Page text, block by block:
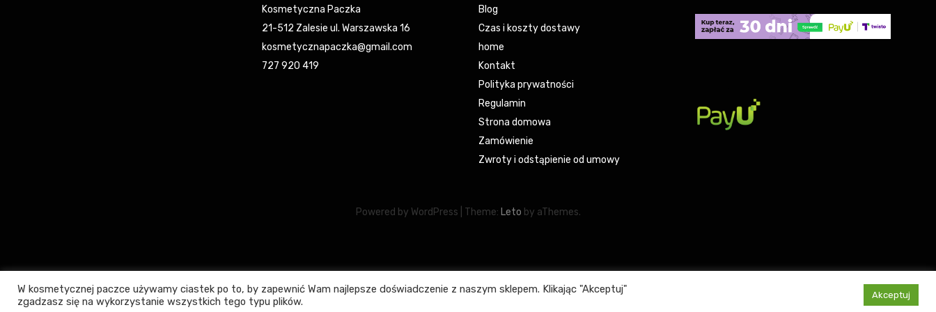
Kosmetyczna Paczka
21-512 Zalesie ul. Warszawska 16
kosmetycznapaczka@gmail.com
727 920 419
Blog
Czas i koszty dostawy
home
Kontakt
Polityka prywatności
Regulamin
Strona domowa
Zamówienie
Zwroty i odstąpienie od umowy
Powered by WordPress Theme: Leto by aThemes.
W kosmetycznej paczce używamy ciastek po to, by zapewnić Wam najlepsze doświadczenie z naszym sklepem. Klikając "Akceptuj"
zgadzasz się na wykorzystanie wszystkich tego typu plików.
Akceptuj